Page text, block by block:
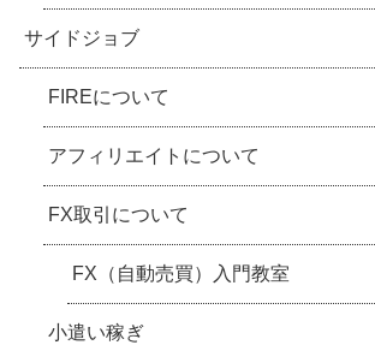
サイドジョブ
FIREについて
アフィリエイトについて
FX取引について
FX（自動売買）入門教室
小遣い稼ぎ